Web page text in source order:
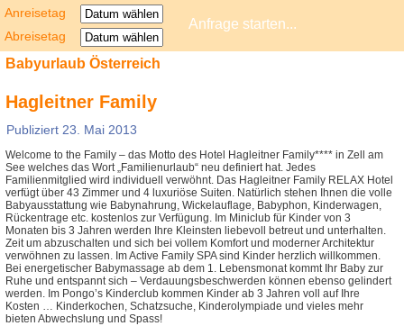
Anreisetag
Abreisetag
Babyurlaub Österreich
Hagleitner Family
Publiziert 23. Mai 2013
Welcome to the Family – das Motto des Hotel Hagleitner Family**** in Zell am
See welches das Wort „Familienurlaub“ neu definiert hat. Jedes
Familienmitglied wird individuell verwöhnt. Das Hagleitner Family RELAX Hotel
verfügt über 43 Zimmer und 4 luxuriöse Suiten. Natürlich stehen Ihnen die volle
Babyausstattung wie Babynahrung, Wickelauflage, Babyphon, Kinderwagen,
Rückentrage etc. kostenlos zur Verfügung. Im Miniclub für Kinder von 3
Monaten bis 3 Jahren werden Ihre Kleinsten liebevoll betreut und unterhalten.
Zeit um abzuschalten und sich bei vollem Komfort und moderner Architektur
verwöhnen zu lassen. Im Active Family SPA sind Kinder herzlich willkommen.
Bei energetischer Babymassage ab dem 1. Lebensmonat kommt Ihr Baby zur
Ruhe und entspannt sich – Verdauungsbeschwerden können ebenso gelindert
werden. Im Pongo’s Kinderclub kommen Kinder ab 3 Jahren voll auf Ihre
Kosten … Kinderkochen, Schatzsuche, Kinderolympiade und vieles mehr
bieten Abwechslung und Spass!